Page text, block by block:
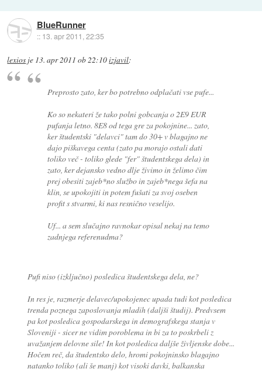
BlueRunner
:: 13. apr 2011, 22:35
lexios je 13. apr 2011 ob 22:10izjavil:
Preprosto zato, ker bo potrebno odplačati vse pufe...
Ko so nekateri že tako polni gobcanja o 2E9 EUR
pufanja letno. 8E8 od tega gre za pokojnine... zato,
ker študentski "delavci" tam do 30+ v blagajno ne
dajo piškavega centa (zato pa morajo ostali dati
toliko več - toliko glede "fer" študentskega dela) in
zato, ker dejansko vedno dlje živimo in želimo čim
prej obesiti zajeb*no službo in zajeb*nega šefa na
klin, se upokojiti in potem fušati za svoj oseben
profit s stvarmi, ki nas resnično veselijo.
Uf... a sem slučajno ravnokar opisal nekaj na temo
zadnjega referenudma?
Pufi niso (izključno) posledica študentskega dela, ne?
In res je, razmerje delavec/upokojenec upada tudi kot posledica
trenda poznega zaposlovanja mladih (daljši študij). Predvsem
pa kot posledica gospodarskega in demografskega stanja v
Sloveniji - sicer ne vidim poroblema in bi za to poskrbeli z
uvažanjem delovne sile! In kot posledica daljše življenske dobe...
Hočem reč, da študentsko delo, hromi pokojninsko blagajno
natanko toliko (ali še manj) kot visoki davki, balkanska